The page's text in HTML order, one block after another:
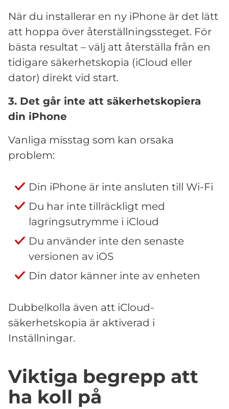
När du installerar en ny iPhone är det lätt
att hoppa över återställningssteget. För
bästa resultat – välj att återställa från en
tidigare säkerhetskopia (iCloud eller
dator) direkt vid start.
3. Det går inte att säkerhetskopiera
din iPhone
Vanliga misstag som kan orsaka
problem:
Din iPhone är inte ansluten till Wi-Fi
Du har inte tillräckligt med
lagringsutrymme i iCloud
Du använder inte den senaste
versionen av iOS
Din dator känner inte av enheten
Dubbelkolla även att iCloud-
säkerhetskopia är aktiverad i
Inställningar.
Viktiga begrepp att
ha koll på